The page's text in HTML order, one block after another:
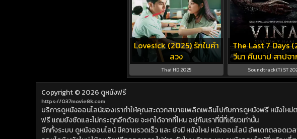
Lovesick (2025) รักในคำ
ลวง
Thai HD 2025
The Last 7 Days
วีนา คืนบาป สาปจ
Soundtrack(T) ST
Copyright © 2026 ดูหนังฟรี
https://037movie8k.com
บริการดูหนังออนไลน์ของเราทำให้คุณสะดวกสบายเพลิดเพลินไปกับการดูหนังฟรี หนังให
ฟรี แถมยังชัดและไม่กระตุกอีกด้วย จะหาได้จากที่ไหน อยู่กับเราที่นี่ที่เดียวเท่านั้น
อีกทั้งระบบ ดูหนังออนไลน์ มีความรวดเร็ว และ ยังมี หนังใหม่ หนังออนไลน์ อัพเดทตลอด